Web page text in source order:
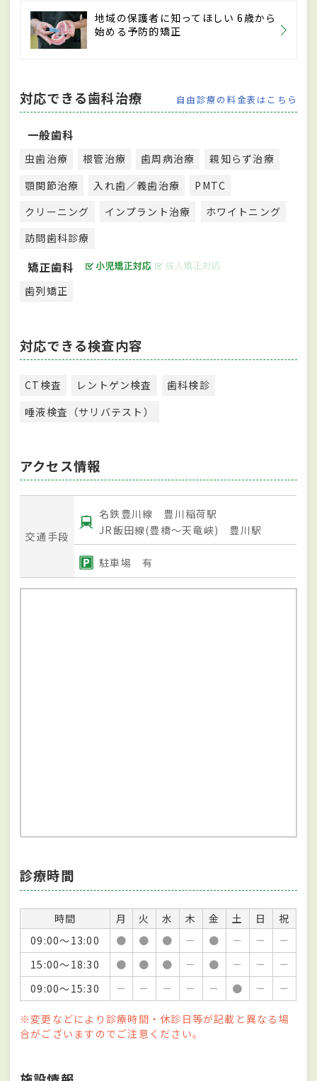
地域の保護者に知ってほしい 6歳から
始める予防的矯正
対応できる歯科治療 自由診療の料金表はこちら
一般歯科
虫歯治療 根管治療 歯周病治療
親知らず治療
顎関節治療
入れ歯／義歯治療
PMTC
クリーニング
インプラント治療
ホワイトニング
訪問歯科診療
矯正歯科
歯列矯正
対応できる検査内容
CT検査 レントゲン検査
歯科検診
唾液検査（サリバテスト）
アクセス情報
交通手段
名鉄豊川線 豊川稲荷駅
JR飯田線(豊橋～天竜峡) 豊川駅
駐車場 有
診療時間
時間 月 火 水 木 金 土 日
祝
09:00～13:00
● ● ● － ● － －
－
15:00～18:30
● ● ● － ● － －
－
09:00～15:30
－ － － － － ● － －
※変更などにより診療時間・休診日等が記載と異なる場
合がございますのでご注意ください。